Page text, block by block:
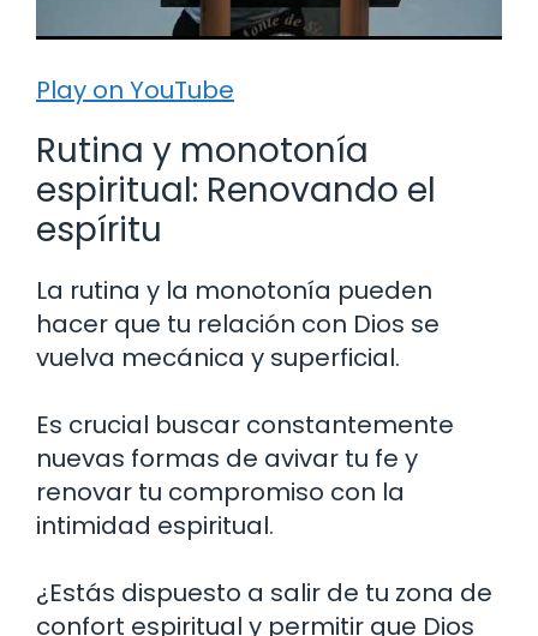
Play on YouTube
Rutina y monotonía
espiritual: Renovando el
espíritu
La rutina y la monotonía pueden
hacer que tu relación con Dios se
vuelva mecánica y superficial.
Es crucial buscar constantemente
nuevas formas de avivar tu fe y
renovar tu compromiso con la
intimidad espiritual.
¿Estás dispuesto a salir de tu zona de
confort espiritual y permitir que Dios